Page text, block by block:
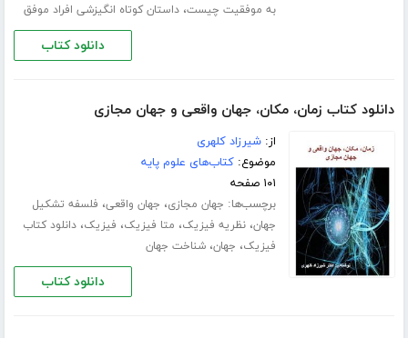
به موفقیت چیست،داستان کوتاه انگیزشی افراد موفق
دانلود کتاب
دانلود کتاب زمان، مکان، جهان واقعی و جهان مجازی
از:شیرزاد کلهری
موضوع:کتاب‌های علوم پایه
۱۰۱ صفحه
برچسب‌ها: جهان مجازی، جهان واقعی، فلسفه تشکیل
جهان،نظریه فیزیک، متا فیزیک، فیزیک،دانلود کتاب
فیزیک، جهان،شناخت جهان
دانلود کتاب